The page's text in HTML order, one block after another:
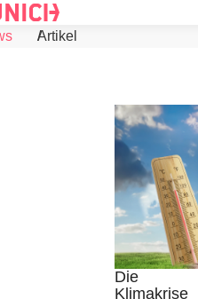
Artikel
Die
Klimakrise